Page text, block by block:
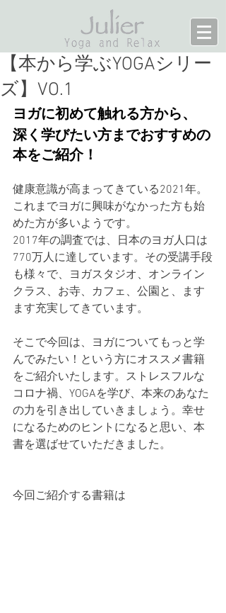
【本から学ぶYOGAシリー
ズ】VO.1
ヨガに初めて触れる方から、
深く学びたい方までおすすめの
本をご紹介！
健康意識が高まってきている2021年。
これまでヨガに興味がなかった方も始
めた方が多いようです。
2017年の調査では、日本のヨガ人口は
770万人に達しています。その受講手段
も様々で、ヨガスタジオ、オンライン
クラス、お寺、カフェ、公園と、ます
ます充実してきています。
そこで今回は、ヨガについてもっと学
んでみたい！という方にオススメ書籍
をご紹介いたします。ストレスフルな
コロナ禍、YOGAを学び、本来のあなた
の力を引き出していきましょう。幸せ
になるためのヒントになると思い、本
書を選ばせていただきました。
今回ご紹介する書籍は